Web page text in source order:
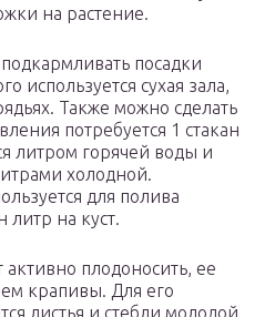
на растение.
посадки
используется сухая зала,
Также можно сделать
потребуется 1 стакан
литром горячей воды и
холодной.
для полива
литр на куст.
активно плодоносить, ее
крапивы. Для его
листья и стебли молодой